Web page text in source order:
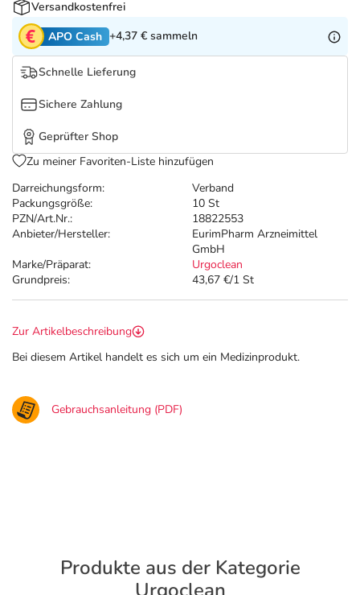
Tierapotheke
Vitamine & Mineralstoffe
Marken
Salus Deals
Darreichungsform:
Verband
Packungsgröße:
10 St
PZN/Art.Nr.:
18822553
Anbieter/Hersteller:
EurimPharm Arzneimittel
GmbH
Marke/Präparat:
Urgoclean
Grundpreis:
43,67 €/1 St
Versandkostenfrei
APO Cash +4,37 € sammeln
Schnelle Lieferung
Sichere Zahlung
Geprüfter Shop
Zu meiner Favoriten-Liste hinzufügen
Zur Artikelbeschreibung
Bei diesem Artikel handelt es sich um ein Medizinprodukt.
Gebrauchsanleitung (PDF)
Produkte aus der Kategorie